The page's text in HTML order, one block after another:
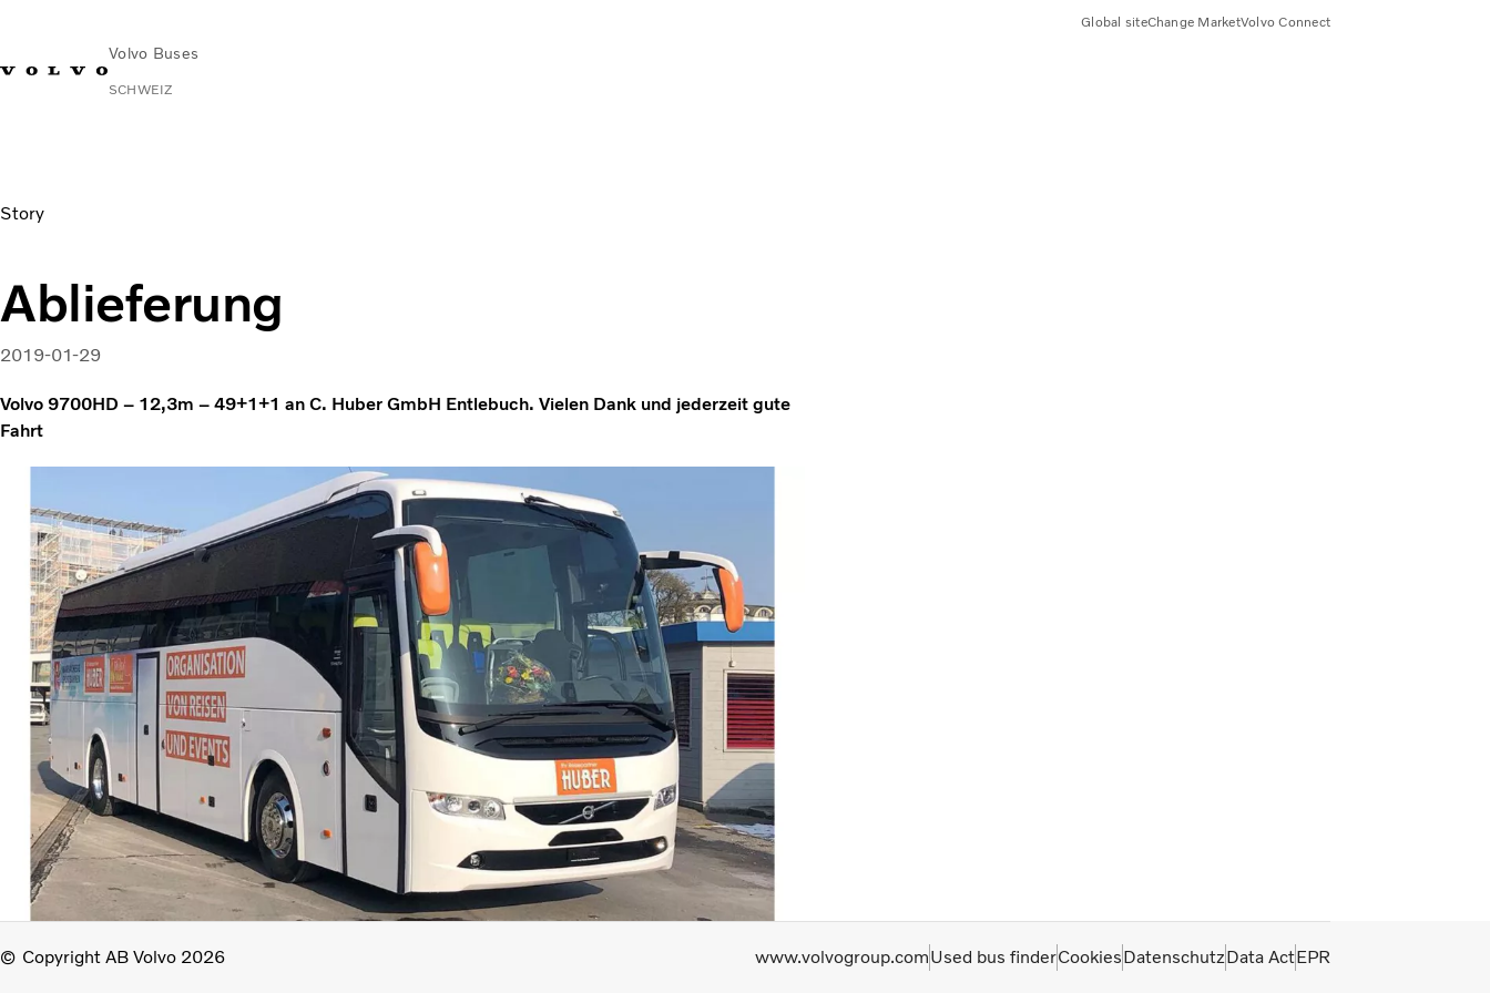
Volvo Buses
SCHWEIZ
Global siteChange MarketVolvo Connect
Story
Ablieferung
2019-01-29
Volvo 9700HD – 12,3m – 49+1+1 an C. Huber GmbH Entlebuch. Vielen Dank und jederzeit gute
Fahrt
Copyright AB Volvo 2026 www.volvogroup.comUsed bus finderCookiesDatenschutzData ActEPR